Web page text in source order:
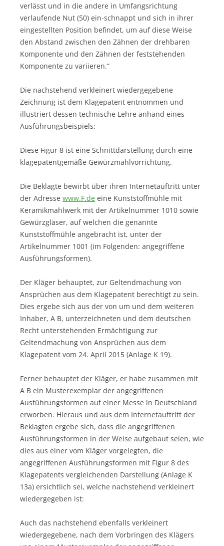
verlässt und in die andere in Umfangsrichtung
verlaufende Nut (50) ein-schnappt und sich in ihrer
eingestellten Position befindet, um auf diese Weise
den Abstand zwischen den Zähnen der drehbaren
Komponente und den Zähnen der feststehenden
Komponente zu variieren.“
Die nachstehend verkleinert wiedergegebene
Zeichnung ist dem Klagepatent entnommen und
illustriert dessen technische Lehre anhand eines
Ausführungsbeispiels:
Diese Figur 8 ist eine Schnittdarstellung durch eine
klagepatentgemäße Gewürzmahlvorrichtung.
Die Beklagte bewirbt über ihren Internetauftritt unter
der Adresse www.F.de eine Kunststoffmühle mit
Keramikmahlwerk mit der Artikelnummer 1010 sowie
Gewürzgläser, auf welchen die genannte
Kunststoffmühle angebracht ist, unter der
Artikelnummer 1001 (im Folgenden: angegriffene
Ausführungsformen).
Der Kläger behauptet, zur Geltendmachung von
Ansprüchen aus dem Klagepatent berechtigt zu sein.
Dies ergebe sich aus der von um und dem weiteren
Inhaber, A B, unterzeichneten und dem deutschen
Recht unterstehenden Ermächtigung zur
Geltendmachung von Ansprüchen aus dem
Klagepatent vom 24. April 2015 (Anlage K 19).
Ferner behauptet der Kläger, er habe zusammen mit
A B ein Musterexemplar der angegriffenen
Ausführungsformen auf einer Messe in Deutschland
erworben. Hieraus und aus dem Internetauftritt der
Beklagten ergebe sich, dass die angegriffenen
Ausführungsformen in der Weise aufgebaut seien, wie
dies aus einer vom Kläger vorgelegten, die
angegriffenen Ausführungsformen mit Figur 8 des
Klagepatents vergleichenden Darstellung (Anlage K
13a) ersichtlich sei, welche nachstehend verkleinert
wiedergegeben ist:
Auch das nachstehend ebenfalls verkleinert
wiedergegebene, nach dem Vorbringen des Klägers